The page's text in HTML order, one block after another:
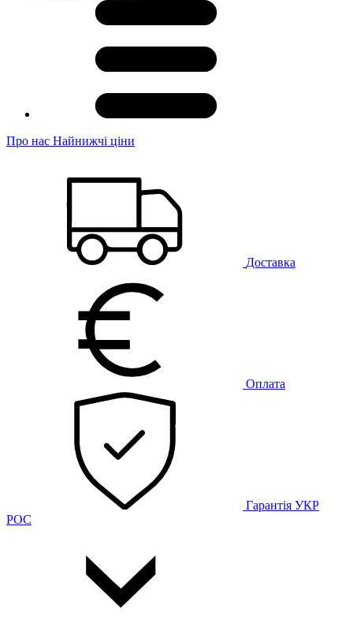
Про нас Найнижчі ціни
Доставка
Оплата
Гарантія УКР
РОС